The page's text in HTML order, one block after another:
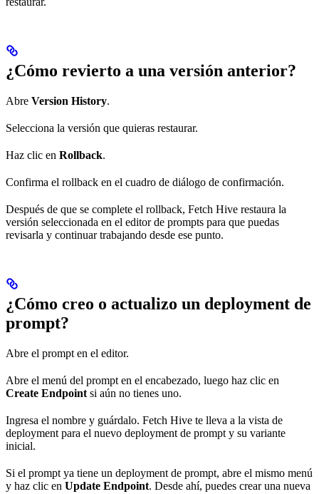
¿Cómo revierto a una versión anterior?
Abre Version History.
Selecciona la versión que quieras restaurar.
Haz clic en Rollback.
Confirma el rollback en el cuadro de diálogo de confirmación.
Después de que se complete el rollback, Fetch Hive restaura la
versión seleccionada en el editor de prompts para que puedas
revisarla y continuar trabajando desde ese punto.
¿Cómo creo o actualizo un deployment de
prompt?
Abre el prompt en el editor.
Abre el menú del prompt en el encabezado, luego haz clic en
Create Endpoint si aún no tienes uno.
Ingresa el nombre y guárdalo. Fetch Hive te lleva a la vista de
deployment para el nuevo deployment de prompt y su variante
inicial.
Si el prompt ya tiene un deployment de prompt, abre el mismo menú
y haz clic en Update Endpoint. Desde ahí, puedes crear una nueva